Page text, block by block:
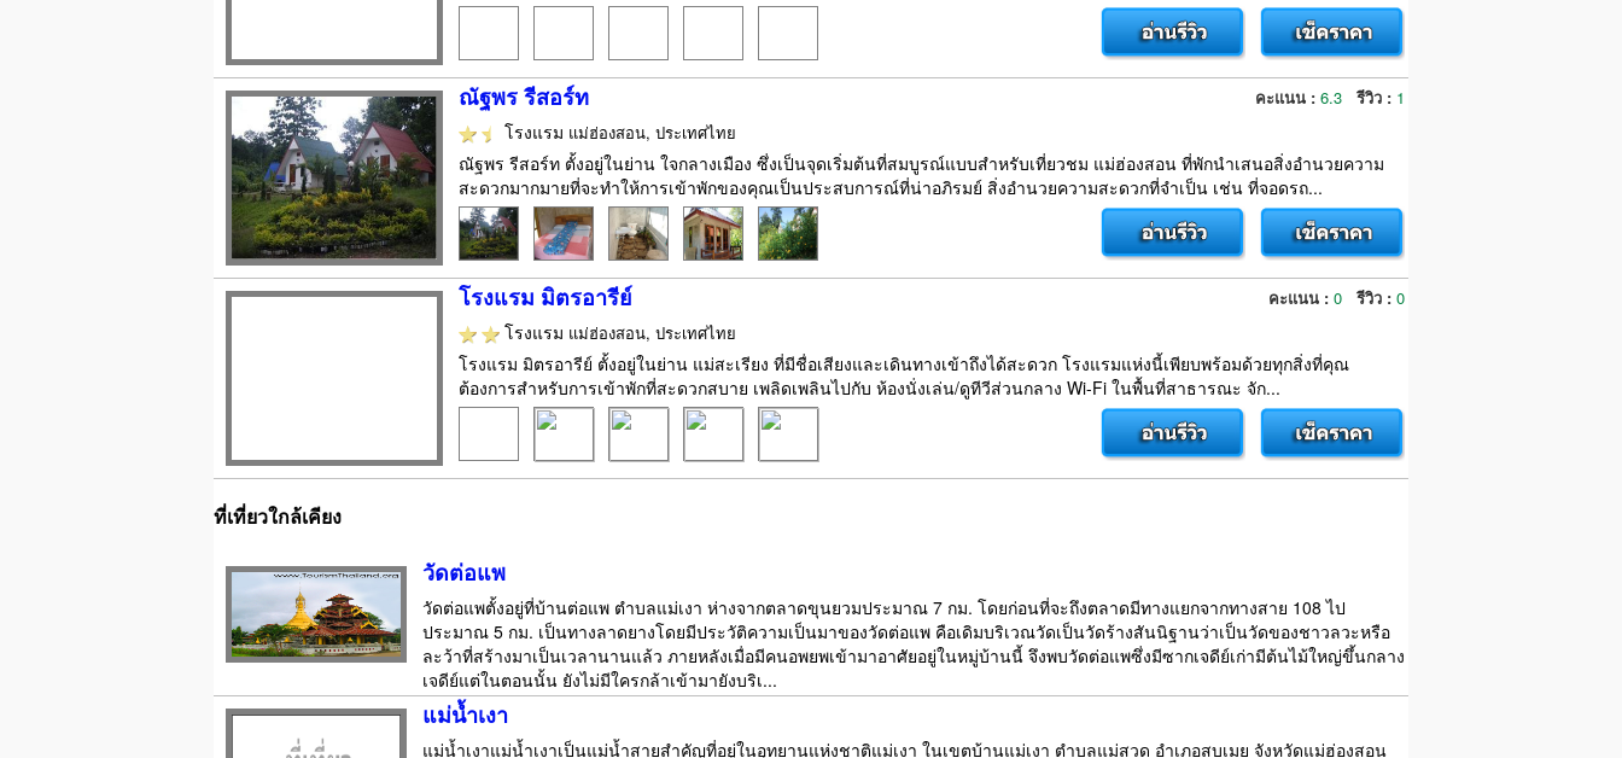
ณัฐพร รีสอร์ท คะแนน : 6.3 รีวิว : 1
โรงแรม แม่ฮ่องสอน, ประเทศไทย
ณัฐพร รีสอร์ท ตั้งอยู่ในย่าน ใจกลางเมือง ซึ่งเป็นจุดเริ่มต้นที่สมบูรณ์แบบสำหรับเที่ยวชม แม่ฮ่องสอน ที่พักนำเสนอสิ่งอำนวยความ
สะดวกมากมายที่จะทำให้การเข้าพักของคุณเป็นประสบการณ์ที่น่าอภิรมย์ สิ่งอำนวยความสะดวกที่จำเป็น เช่น ที่จอดรถ...
โรงแรม มิตรอารีย์ คะแนน : 0 รีวิว : 0
โรงแรม แม่ฮ่องสอน, ประเทศไทย
โรงแรม มิตรอารีย์ ตั้งอยู่ในย่าน แม่สะเรียง ที่มีชื่อเสียงและเดินทางเข้าถึงได้สะดวก โรงแรมแห่งนี้เพียบพร้อมด้วยทุกสิ่งที่คุณ
ต้องการสำหรับการเข้าพักที่สะดวกสบาย เพลิดเพลินไปกับ ห้องนั่งเล่น/ดูทีวีส่วนกลาง Wi-Fi ในพื้นที่สาธารณะ จัก...
ที่เที่ยวใกล้เคียง
วัดต่อแพ
วัดต่อแพตั้งอยู่ที่บ้านต่อแพ ตำบลแม่เงา ห่างจากตลาดขุนยวมประมาณ 7 กม. โดยก่อนที่จะถึงตลาดมีทางแยกจากทางสาย 108 ไป
ประมาณ 5 กม. เป็นทางลาดยางโดยมีประวัติความเป็นมาของวัดต่อแพ คือเดิมบริเวณวัดเป็นวัดร้างสันนิฐานว่าเป็นวัดของชาวลวะหรือ
ละว้าที่สร้างมาเป็นเวลานานแล้ว ภายหลังเมื่อมีคนอพยพเข้ามาอาศัยอยู่ในหมู่บ้านนี้ จึงพบวัดต่อแพซึ่งมีซากเจดีย์เก่ามีต้นไม้ใหญ่ขึ้นกลาง
เจดีย์แต่ในตอนนั้น ยังไม่มีใครกล้าเข้ามายังบริเ...
แม่น้ำเงา
แม่น้ำเงาแม่น้ำเงาเป็นแม่น้ำสายสำคัญที่อยู่ในอุทยานแห่งชาติแม่เงา ในเขตบ้านแม่เงา ตำบลแม่สวด อำเภอสบเมย จังหวัดแม่ฮ่องสอน